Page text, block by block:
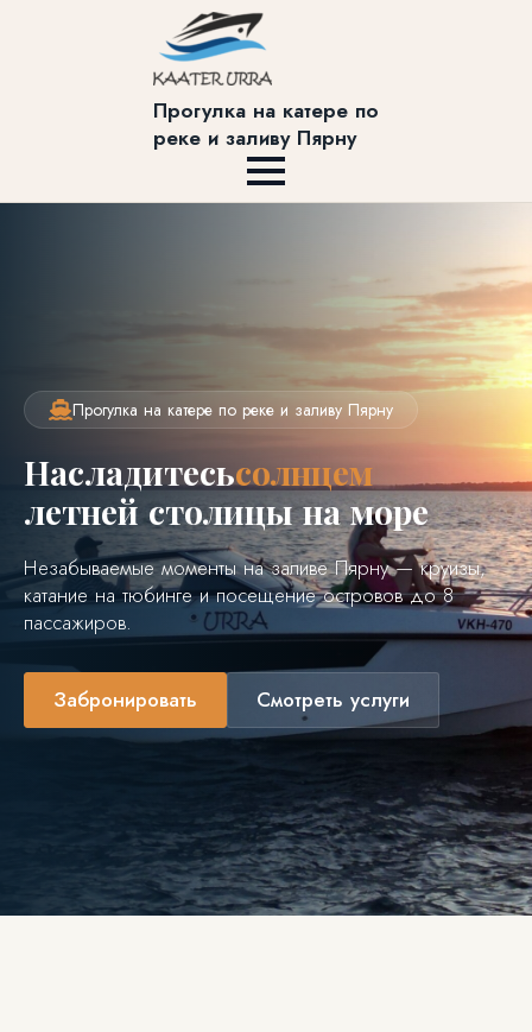
Прогулка на катере по
реке и заливу Пярну
Прогулка на катере по реке и заливу Пярну
Насладитесьсолнцем
летней столицы на море
Незабываемые моменты на заливе Пярну — круизы,
катание на тюбинге и посещение островов до 8
пассажиров.
Забронировать Смотреть услуги